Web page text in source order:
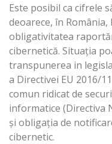
Este posibil ca cifrele
deoarece, în
obligativitatea
cibernetică. Situaţia
transpunerea in
a Directivei EU 2016/
comun ridicat de
informatice (Directiva
şi obligația de
cibernetic.